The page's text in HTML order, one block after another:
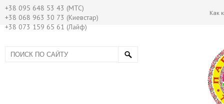
+38 095 648 53 43 (МТС)
+38 068 963 30 73 (Киевстар)
+38 073 159 65 61 (Лайф)
Как